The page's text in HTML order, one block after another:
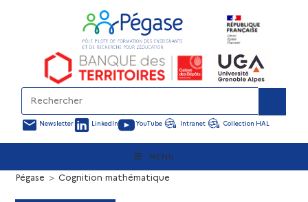
Newsletter LinkedIn YouTube Intranet Collection HAL
MENU
Pégase > Cognition mathématique